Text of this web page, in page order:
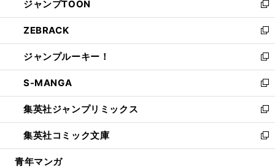
く
で
開
く
ド
ウ
で
開
く
ィ
ン
ド
ウ
で
開
く
い
ウ
ィ
ン
ド
ウ
で
開
く
ジャンプTOON
新
し
い
ウ
ィ
ン
ド
ウ
で
開
く
ZEBRACK
新
し
い
ウ
ィ
ン
ド
ウ
で
開
ジャンプルーキー！
新
し
い
ウ
ィ
ン
ド
ウ
S-MANGA
新
し
い
ウ
ィ
ン
集英社ジャンプリミックス
新
し
い
ウ
集英社コミック文庫
新
し
青年マンガ